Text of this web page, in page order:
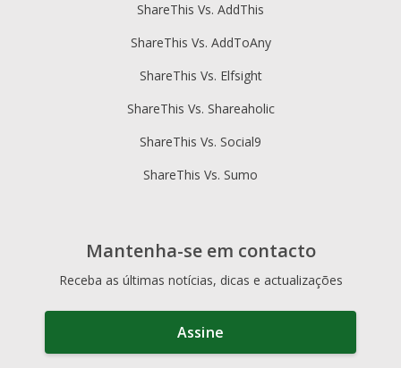
ShareThis Vs. AddThis
ShareThis Vs. AddToAny
ShareThis Vs. Elfsight
ShareThis Vs. Shareaholic
ShareThis Vs. Social9
ShareThis Vs. Sumo
Mantenha-se em contacto
Receba as últimas notícias, dicas e actualizações
Assine